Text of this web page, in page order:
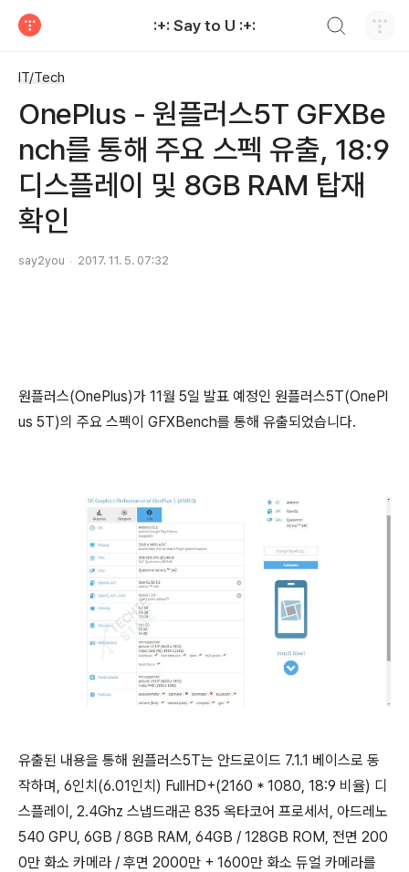
:+: Say to U :+:
IT/Tech
OnePlus - 원플러스5T GFXBe
nch를 통해 주요 스펙 유출, 18:9
디스플레이 및 8GB RAM 탑재
확인
say2you 2017. 11. 5. 07:32
원플러스(OnePlus)가 11월 5일 발표 예정인 원플러스5T(OnePl
us 5T)의 주요 스펙이 GFXBench를 통해 유출되었습니다.
유출된 내용을 통해 원플러스5T는 안드로이드 7.1.1 베이스로 동
작하며, 6인치(6.01인치) FullHD+(2160 * 1080, 18:9 비율) 디
스플레이, 2.4Ghz 스냅드래곤 835 옥타코어 프로세서, 아드레노
540 GPU, 6GB / 8GB RAM, 64GB / 128GB ROM, 전면 200
0만 화소 카메라 / 후면 2000만 + 1600만 화소 듀얼 카메라를